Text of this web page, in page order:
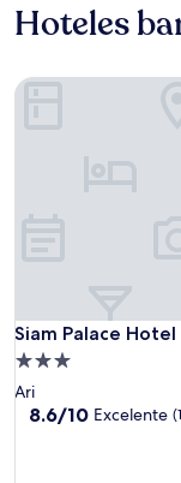
Hoteles
Siam Palace Hotel
Siam Palace Hotel
Propiedad
de
3.0
Ari
8.6
8.6/10 Excelente
Siam Palace Hotel